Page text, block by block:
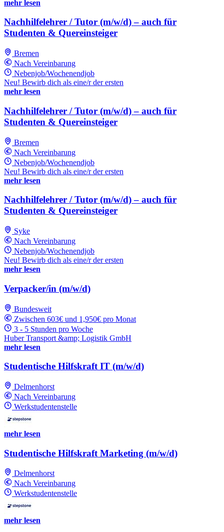
mehr lesen
Nachhilfelehrer / Tutor (m/w/d) – auch für
Studenten & Quereinsteiger
Bremen
Nach Vereinbarung
Nebenjob/Wochenendjob
Neu! Bewirb dich als eine/r der ersten
mehr lesen
Nachhilfelehrer / Tutor (m/w/d) – auch für
Studenten & Quereinsteiger
Bremen
Nach Vereinbarung
Nebenjob/Wochenendjob
Neu! Bewirb dich als eine/r der ersten
mehr lesen
Nachhilfelehrer / Tutor (m/w/d) – auch für
Studenten & Quereinsteiger
Syke
Nach Vereinbarung
Nebenjob/Wochenendjob
Neu! Bewirb dich als eine/r der ersten
mehr lesen
Verpacker/in (m/w/d)
Bundesweit
Zwischen 603€ und 1,950€ pro Monat
3 - 5 Stunden pro Woche
Huber Transport &amp; Logistik GmbH
mehr lesen
Studentische Hilfskraft IT (m/w/d)
Delmenhorst
Nach Vereinbarung
Werkstudentenstelle
mehr lesen
Studentische Hilfskraft Marketing (m/w/d)
Delmenhorst
Nach Vereinbarung
Werkstudentenstelle
mehr lesen